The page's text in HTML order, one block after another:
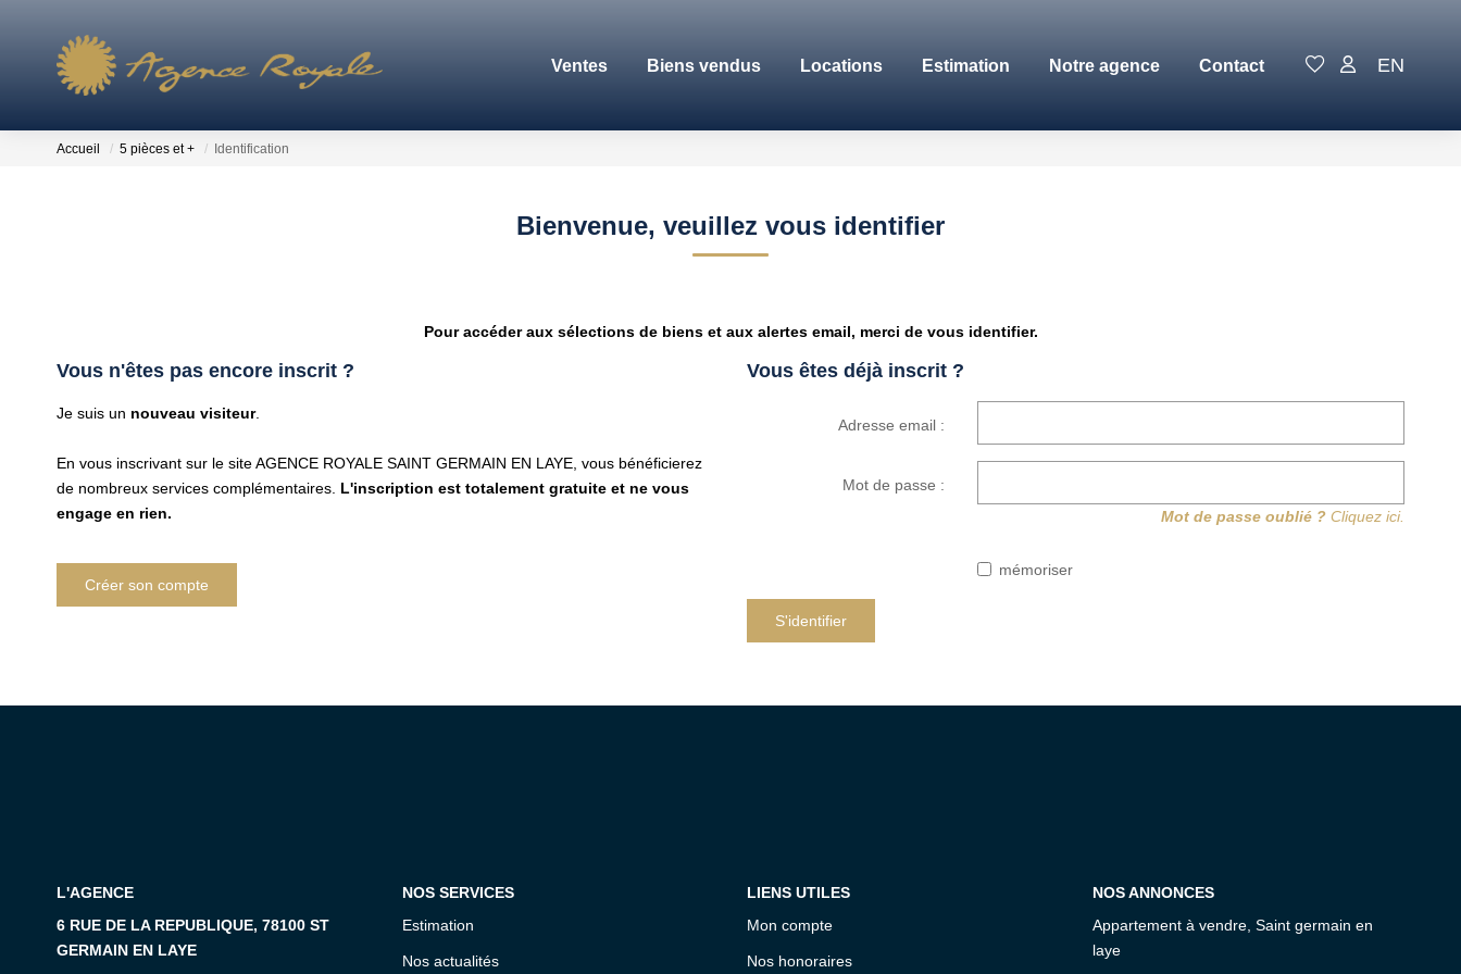
Ventes Biens vendus Locations Estimation Notre agence Contact EN
Accueil 5 pièces et + Identification
Bienvenue, veuillez vous identifier
Pour accéder aux sélections de biens et aux alertes email, merci de vous identifier.
Vous n'êtes pas encore inscrit ?
Je suis un nouveau visiteur.
En vous inscrivant sur le site AGENCE ROYALE SAINT GERMAIN EN LAYE, vous bénéficierez
de nombreux services complémentaires. L'inscription est totalement gratuite et ne vous
engage en rien.
Créer son compte
Vous êtes déjà inscrit ?
Adresse email :
Mot de passe :
Mot de passe oublié ?Cliquez ici.
mémoriser
S'identifier
L'AGENCE
6 RUE DE LA REPUBLIQUE, 78100 ST
GERMAIN EN LAYE
NOS SERVICES
Estimation
Nos actualités
LIENS UTILES
Mon compte
Nos honoraires
NOS ANNONCES
Appartement à vendre, Saint germain en
laye